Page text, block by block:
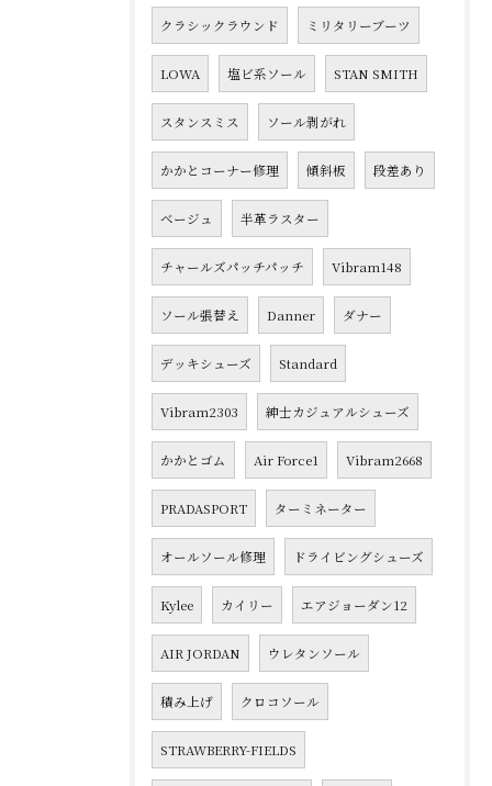
クラシックラウンド ミリタリーブーツ
LOWA 塩ビ系ソール STAN SMITH
スタンスミス ソール剥がれ
かかとコーナー修理 傾斜板 段差あり
ベージュ 半革ラスター
チャールズパッチパッチ Vibram148
ソール張替え Danner ダナー
デッキシューズ Standard
Vibram2303 紳士カジュアルシューズ
かかとゴム Air Force1 Vibram2668
PRADASPORT ターミネーター
オールソール修理 ドライビングシューズ
Kylee カイリー エアジョーダン12
AIR JORDAN ウレタンソール
積み上げ クロコソール
STRAWBERRY-FIELDS